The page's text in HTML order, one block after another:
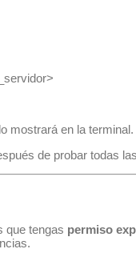
mostrará en la terminal.
de probar todas
que tengas permiso